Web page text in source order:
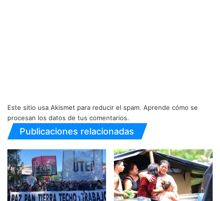
Este sitio usa Akismet para reducir el spam. Aprende cómo se
procesan los datos de tus comentarios.
Publicaciones relacionadas